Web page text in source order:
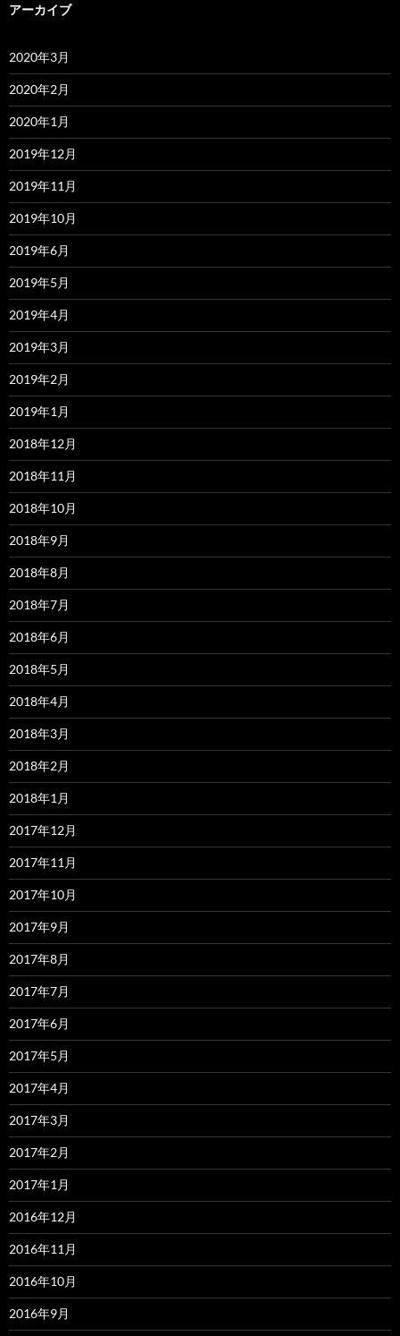
アーカイブ
2020年3月
2020年2月
2020年1月
2019年12月
2019年11月
2019年10月
2019年6月
2019年5月
2019年4月
2019年3月
2019年2月
2019年1月
2018年12月
2018年11月
2018年10月
2018年9月
2018年8月
2018年7月
2018年6月
2018年5月
2018年4月
2018年3月
2018年2月
2018年1月
2017年12月
2017年11月
2017年10月
2017年9月
2017年8月
2017年7月
2017年6月
2017年5月
2017年4月
2017年3月
2017年2月
2017年1月
2016年12月
2016年11月
2016年10月
2016年9月